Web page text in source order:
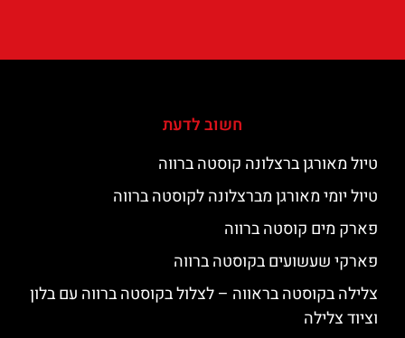
חשוב לדעת
טיול מאורגן ברצלונה קוסטה ברווה
טיול יומי מאורגן מברצלונה לקוסטה ברווה
פארק מים קוסטה ברווה
פארקי שעשועים בקוסטה ברווה
צלילה בקוסטה בראווה – לצלול בקוסטה ברווה עם בלון
וציוד צלילה